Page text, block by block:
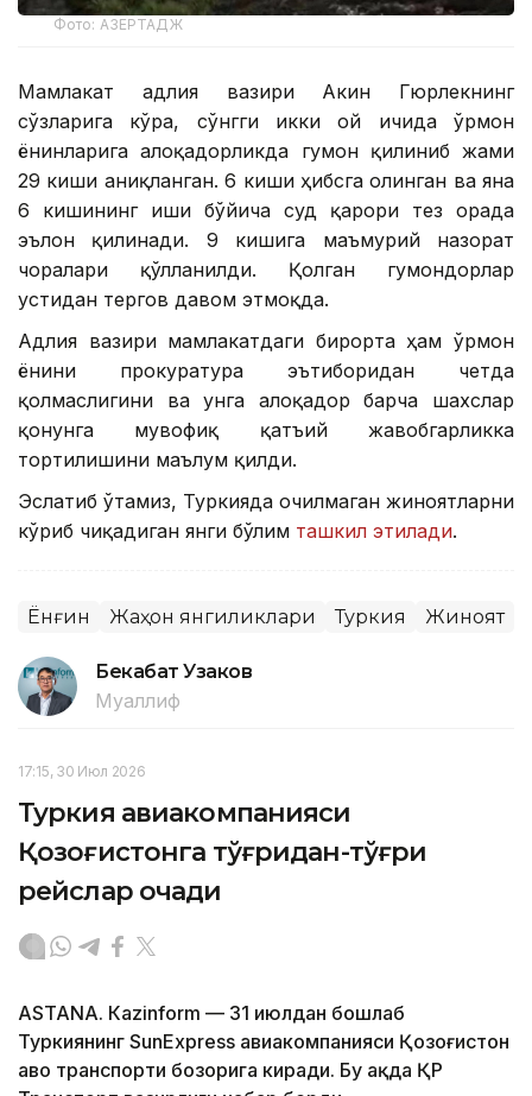
Фото: АЗЕРТАДЖ
Мамлакат адлия вазири Акин Гюрлекнинг
сўзларига кўра, сўнгги икки ой ичида ўрмон
ёнғинларига алоқадорликда гумон қилиниб жами
29 киши аниқланган. 6 киши ҳибсга олинган ва яна
6 кишининг иши бўйича суд қарори тез орада
эълон қилинади. 9 кишига маъмурий назорат
чоралари қўлланилди. Қолган гумондорлар
устидан тергов давом этмоқда.
Адлия вазири мамлакатдаги бирорта ҳам ўрмон
ёнғини прокуратура эътиборидан четда
қолмаслигини ва унга алоқадор барча шахслар
қонунга мувофиқ қатъий жавобгарликка
тортилишини маълум қилди.
Эслатиб ўтамиз, Туркияда очилмаган жиноятларни
кўриб чиқадиган янги бўлим ташкил этилади.
Ёнғин Жаҳон янгиликлари Туркия Жиноят
Бекабат Узаков
Муаллиф
17:15, 30 Июл 2026
Туркия авиакомпанияси
Қозоғистонга тўғридан-тўғри
рейслар очади
ASTANА. Кazinform — 31 июлдан бошлаб
Туркиянинг SunExpress авиакомпанияси Қозоғистон
ҳаво транспорти бозорига киради. Бу ҳақда ҚР